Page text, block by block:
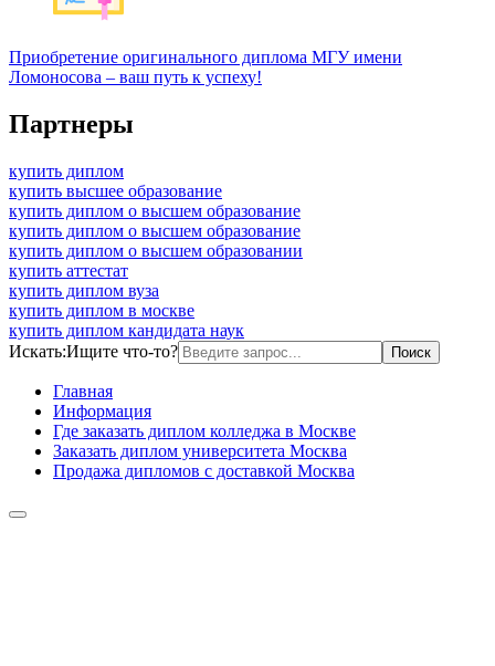
Приобретение оригинального диплома МГУ имени
Ломоносова – ваш путь к успеху!
Партнеры
купить диплом
купить высшее образование
купить диплом о высшем образование
купить диплом о высшем образование
купить диплом о высшем образовании
купить аттестат
купить диплом вуза
купить диплом в москве
купить диплом кандидата наук
Искать:Ищите что-то?
Главная
Информация
Где заказать диплом колледжа в Москве
Заказать диплом университета Москва
Продажа дипломов с доставкой Москва